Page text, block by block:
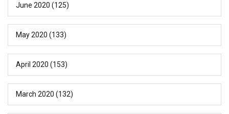
June 2020 (125)
May 2020 (133)
April 2020 (153)
March 2020 (132)